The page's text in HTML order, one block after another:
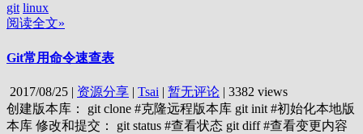
git linux
阅读全文»
Git常用命令速查表
2017/08/25 | 资源分享 | Tsai | 暂无评论 | 3382 views
创建版本库： git clone #克隆远程版本库 git init #初始化本地版
本库 修改和提交： git status #查看状态 git diff #查看变更内容